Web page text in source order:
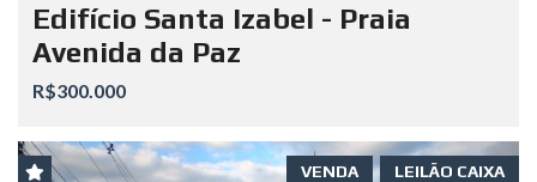
Edifício Santa Izabel - Praia
Avenida da Paz
R$300.000
LEILÃO CAIXA
VENDA